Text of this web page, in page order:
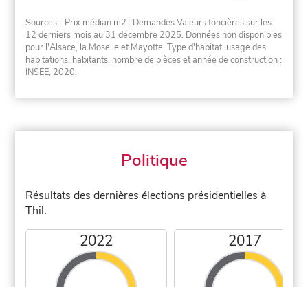
Sources - Prix médian m2 : Demandes Valeurs foncières sur les
12 derniers mois au 31 décembre 2025. Données non disponibles
pour l'Alsace, la Moselle et Mayotte. Type d'habitat, usage des
habitations, habitants, nombre de pièces et année de construction :
INSEE, 2020.
Politique
Résultats des dernières élections présidentielles à
Thil.
2022 2017